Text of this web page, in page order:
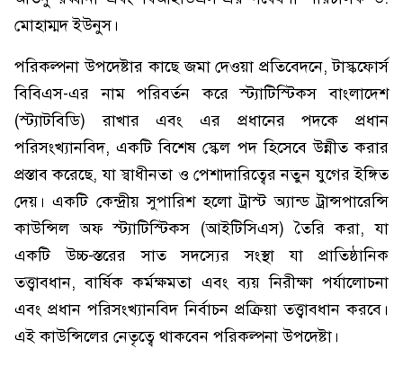
মোহাম্মদ ইউনুস।
পরিকল্পনা উপদেষ্টার কাছে জমা দেওয়া প্রতিবেদনে, টাস্কফোর্স
বিবিএস-এর নাম পরিবর্তন করে স্ট্যাটিস্টিকস বাংলাদেশ
(স্ট্যাটবিডি) রাখার এবং এর প্রধানের পদকে প্রধান
পরিসংখ্যানবিদ, একটি বিশেষ স্কেল পদ হিসেবে উন্নীত করার
প্রস্তাব করেছে, যা স্বাধীনতা ও পেশাদারিত্বের নতুন যুগের ইঙ্গিত
দেয়। একটি কেন্দ্রীয় সুপারিশ হলো ট্রাস্ট অ্যান্ড ট্রান্সপারেন্সি
কাউন্সিল অফ স্ট্যাটিস্টিকস (আইটিসিএস) তৈরি করা, যা
একটি উচ্চ-স্তরের সাত সদস্যের সংস্থা যা প্রাতিষ্ঠানিক
তত্ত্বাবধান, বার্ষিক কর্মক্ষমতা এবং ব্যয় নিরীক্ষা পর্যালোচনা
এবং প্রধান পরিসংখ্যানবিদ নির্বাচন প্রক্রিয়া তত্ত্বাবধান করবে।
এই কাউন্সিলের নেতৃত্বে থাকবেন পরিকল্পনা উপদেষ্টা।